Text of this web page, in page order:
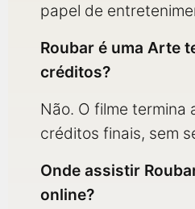
papel de
Roubar é uma Arte
créditos?
Não. O filme termina
créditos finais, sem
Onde assistir
online?